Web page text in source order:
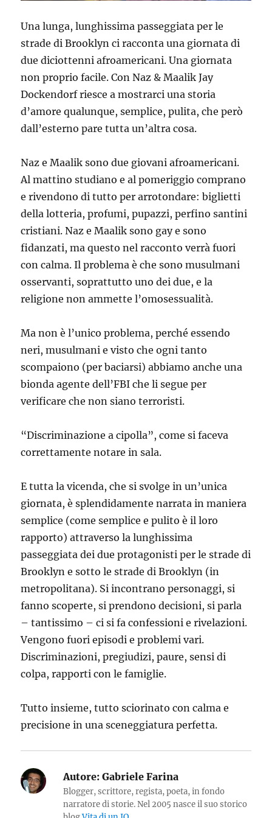
Una lunga, lunghissima passeggiata per le
strade di Brooklyn ci racconta una giornata di
due diciottenni afroamericani. Una giornata
non proprio facile. Con Naz & Maalik Jay
Dockendorf riesce a mostrarci una storia
d’amore qualunque, semplice, pulita, che però
dall’esterno pare tutta un’altra cosa.
Naz e Maalik sono due giovani afroamericani.
Al mattino studiano e al pomeriggio comprano
e rivendono di tutto per arrotondare: biglietti
della lotteria, profumi, pupazzi, perfino santini
cristiani. Naz e Maalik sono gay e sono
fidanzati, ma questo nel racconto verrà fuori
con calma. Il problema è che sono musulmani
osservanti, soprattutto uno dei due, e la
religione non ammette l’omosessualità.
Ma non è l’unico problema, perché essendo
neri, musulmani e visto che ogni tanto
scompaiono (per baciarsi) abbiamo anche una
bionda agente dell’FBI che li segue per
verificare che non siano terroristi.
“Discriminazione a cipolla”, come si faceva
correttamente notare in sala.
E tutta la vicenda, che si svolge in un’unica
giornata, è splendidamente narrata in maniera
semplice (come semplice e pulito è il loro
rapporto) attraverso la lunghissima
passeggiata dei due protagonisti per le strade di
Brooklyn e sotto le strade di Brooklyn (in
metropolitana). Si incontrano personaggi, si
fanno scoperte, si prendono decisioni, si parla
– tantissimo – ci si fa confessioni e rivelazioni.
Vengono fuori episodi e problemi vari.
Discriminazioni, pregiudizi, paure, sensi di
colpa, rapporti con le famiglie.
Tutto insieme, tutto sciorinato con calma e
precisione in una sceneggiatura perfetta.
Autore: Gabriele Farina
Blogger, scrittore, regista, poeta, in fondo
narratore di storie. Nel 2005 nasce il suo storico